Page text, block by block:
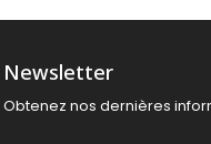
Newsletter
Obtenez nos dernières